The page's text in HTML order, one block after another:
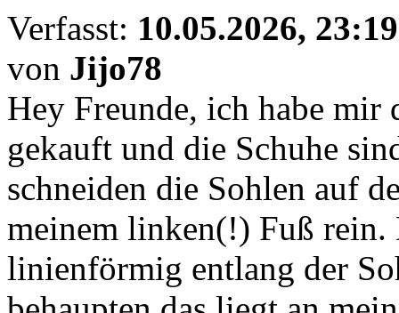
Verfasst: 10.05.2026, 23:19
von Jijo78
Hey Freunde, ich habe
gekauft und die Schuhe
schneiden die Sohlen auf
meinem linken(!) Fuß rein.
linienförmig entlang der